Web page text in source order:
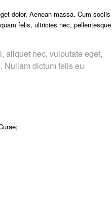
dolor. Aenean massa. Cum sociis
felis, ultricies nec, pellentesque
aliquet nec, vulputate eget,
Nullam dictum felis eu